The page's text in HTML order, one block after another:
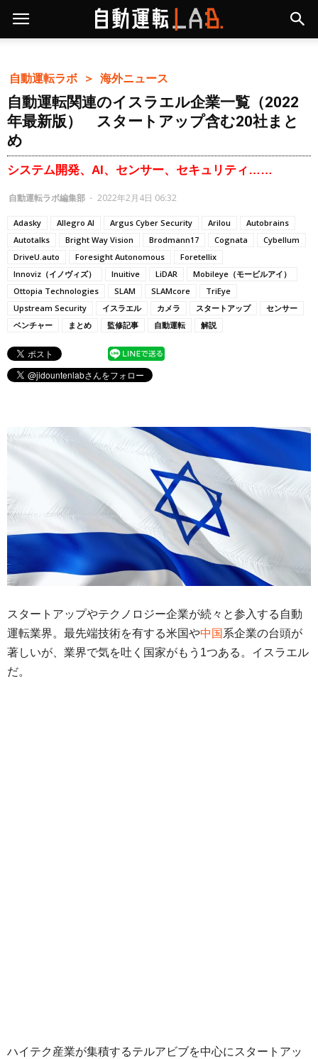
自動運転ラボ ＞ 海外ニュース
自動運転関連のイスラエル企業一覧（2022
年最新版） スタートアップ含む20社まと
め
システム開発、AI、センサー、セキュリティ……
自動運転ラボ編集部 - 2022年2月4日 06:32
Adasky Allegro AI Argus Cyber Security Arilou
Autobrains
Autotalks
Bright Way Vision Brodmann17 Cognata
Cybellum
DriveU.auto
Foresight Autonomous
Foretellix
Innoviz（イノヴィズ）
Inuitive LiDAR
Mobileye（モービルアイ）
Ottopia Technologies
SLAM SLAMcore
TriEye
Upstream Security
イスラエル カメラ スタートアップ
センサー
ベンチャー
まとめ 監修記事 自動運転 解説
スタートアップやテクノロジー企業が続々と参入する自動
運転業界。最先端技術を有する米国や中国 系企業の台頭が
著しいが、業界で気を吐く国家がもう1つある。イスラエル
だ。
ハイテク産業が集積するテルアビブを中心にスタートアッ